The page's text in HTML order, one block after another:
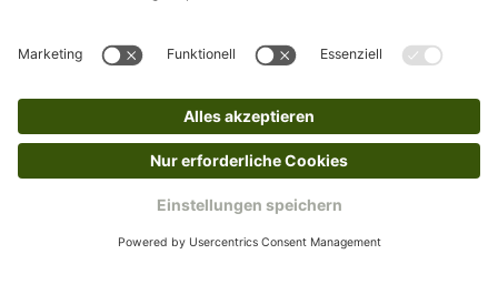
Kundenservice
Mo – Fr 9 – 17 Uhr, Sa 9 – 13 Uhr
0800-28 18 78